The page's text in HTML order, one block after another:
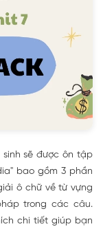
sinh sẽ được ôn tập
bao gồm 3 phần
ô chữ về từ vựng
trong các câu.
chi tiết giúp bạn